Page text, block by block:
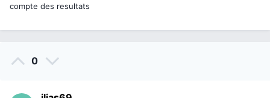
compte des resultats
0